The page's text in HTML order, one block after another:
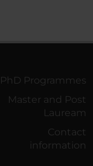
PhD Programmes
Master and Post
Lauream
Contact
information